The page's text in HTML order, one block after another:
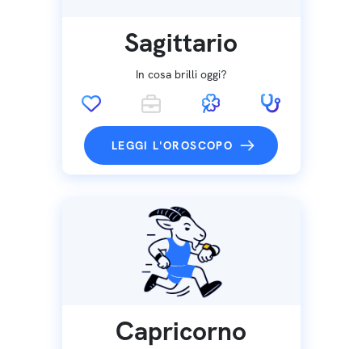
Sagittario
In cosa brilli oggi?
LEGGI L'OROSCOPO
Capricorno